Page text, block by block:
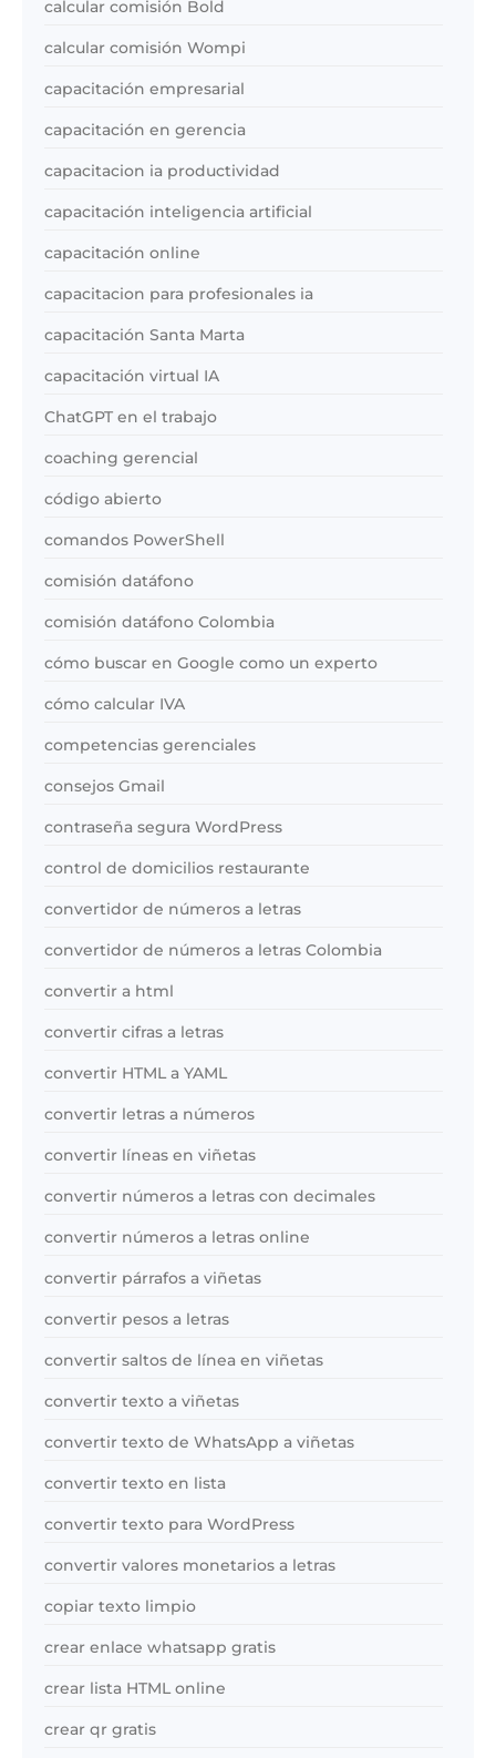
calcular comisión Bold
calcular comisión Wompi
capacitación empresarial
capacitación en gerencia
capacitacion ia productividad
capacitación inteligencia artificial
capacitación online
capacitacion para profesionales ia
capacitación Santa Marta
capacitación virtual IA
ChatGPT en el trabajo
coaching gerencial
código abierto
comandos PowerShell
comisión datáfono
comisión datáfono Colombia
cómo buscar en Google como un experto
cómo calcular IVA
competencias gerenciales
consejos Gmail
contraseña segura WordPress
control de domicilios restaurante
convertidor de números a letras
convertidor de números a letras Colombia
convertir a html
convertir cifras a letras
convertir HTML a YAML
convertir letras a números
convertir líneas en viñetas
convertir números a letras con decimales
convertir números a letras online
convertir párrafos a viñetas
convertir pesos a letras
convertir saltos de línea en viñetas
convertir texto a viñetas
convertir texto de WhatsApp a viñetas
convertir texto en lista
convertir texto para WordPress
convertir valores monetarios a letras
copiar texto limpio
crear enlace whatsapp gratis
crear lista HTML online
crear qr gratis